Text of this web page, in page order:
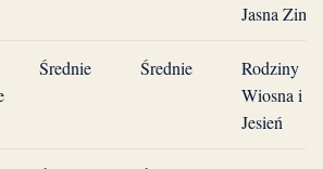
Jasna Zima
Średnie Średnie
Rodziny
Wiosna i
Jesień